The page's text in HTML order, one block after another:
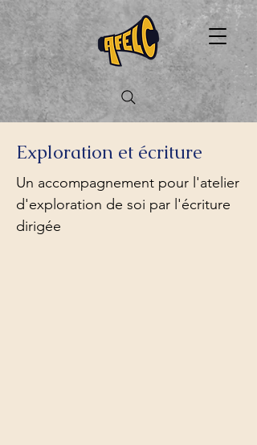
Exploration et écriture
Un accompagnement pour l'atelier
d'exploration de soi par l'écriture
dirigée